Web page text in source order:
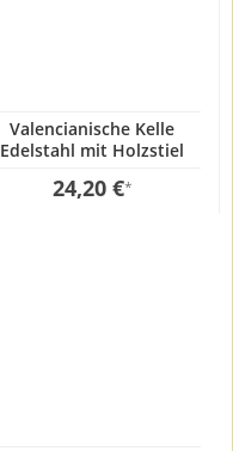
Valencianische Kelle
Edelstahl mit Holzstiel
24,20 €*